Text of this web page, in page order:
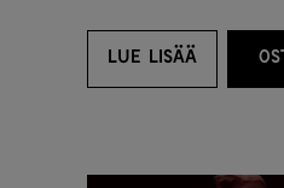
LUE LISÄÄ
LUE LISÄÄ